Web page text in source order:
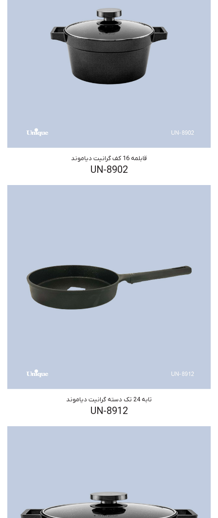
قابلمه 16 کف گرانیت دیاموند
UN-8902
تابه 24 تک دسته گرانیت دیاموند
UN-8912